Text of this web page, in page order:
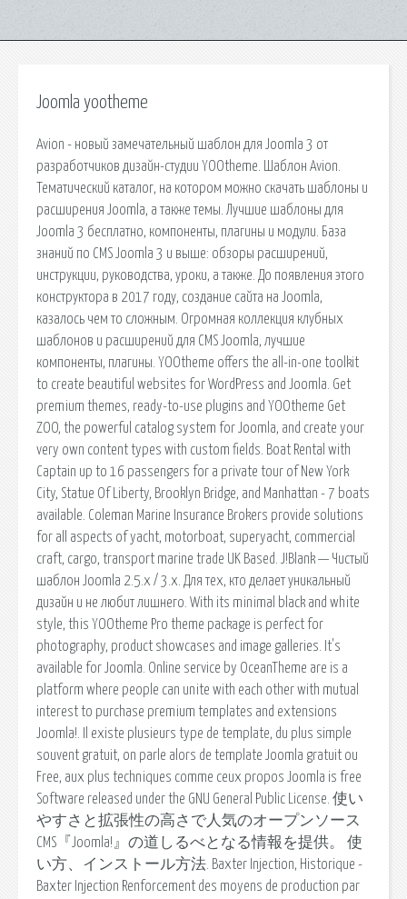
Joomla yootheme
Avion - новый замечательный шаблон для Joomla 3 от
разработчиков дизайн-студии YOOtheme. Шаблон Avion.
Тематический каталог, на котором можно скачать шаблоны и
расширения Joomla, а также темы. Лучшие шаблоны для
Joomla 3 бесплатно, компоненты, плагины и модули. База
знаний по CMS Joomla 3 и выше: обзоры расширений,
инструкции, руководства, уроки, а также. До появления этого
конструктора в 2017 году, создание сайта на Joomla,
казалось чем то сложным. Огромная коллекция клубных
шаблонов и расширений для CMS Joomla, лучшие
компоненты, плагины. YOOtheme offers the all-in-one toolkit
to create beautiful websites for WordPress and Joomla. Get
premium themes, ready-to-use plugins and YOOtheme Get
ZOO, the powerful catalog system for Joomla, and create your
very own content types with custom fields. Boat Rental with
Captain up to 16 passengers for a private tour of New York
City, Statue Of Liberty, Brooklyn Bridge, and Manhattan - 7 boats
available. Coleman Marine Insurance Brokers provide solutions
for all aspects of yacht, motorboat, superyacht, commercial
craft, cargo, transport marine trade UK Based. J!Blank — Чистый
шаблон Joomla 2.5.x / 3.x. Для тех, кто делает уникальный
дизайн и не любит лишнего. With its minimal black and white
style, this YOOtheme Pro theme package is perfect for
photography, product showcases and image galleries. It's
available for Joomla. Online service by OceanTheme are is a
platform where people can unite with each other with mutual
interest to purchase premium templates and extensions
Joomla!. Il existe plusieurs type de template, du plus simple
souvent gratuit, on parle alors de template Joomla gratuit ou
Free, aux plus techniques comme ceux propos Joomla is free
Software released under the GNU General Public License. 使い
やすさと拡張性の高さで人気のオープンソース
CMS『Joomla!』の道しるべとなる情報を提供。 使
い方、インストール方法. Baxter Injection, Historique -
Baxter Injection Renforcement des moyens de production par